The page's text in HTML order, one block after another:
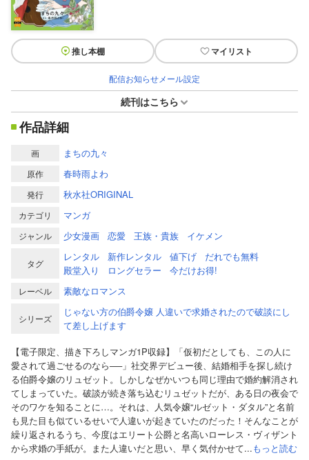
推し本棚 マイリスト
配信お知らせメール設定
続刊はこちら
作品詳細
画 まちの九々
原作 春時雨よわ
発行 秋水社ORIGINAL
カテゴリ マンガ
ジャンル 少女漫画 恋愛 王族・貴族 イケメン
タグ
レンタル 新作レンタル 値下げ
だれでも無料
殿堂入り
ロングセラー 今だけお得!
レーベル 素敵なロマンス
シリーズ
じゃない方の伯爵令嬢 人違いで求婚されたので破談にし
て差し上げます
【電子限定、描き下ろしマンガ1P収録】「仮初だとしても、この人に
愛されて過ごせるのなら──」社交界デビュー後、結婚相手を探し続け
る伯爵令嬢のリュゼット。しかしなぜかいつも同じ理由で婚約解消され
てしまっていた。破談が続き落ち込むリュゼットだが、ある日の夜会で
そのワケを知ることに…。それは、人気令嬢“ルゼット・ダタル”と名前
も見た目も似ているせいで人違いが起きていたのだった！そんなことが
繰り返されるうち、今度はエリート公爵と名高いローレス・ヴィザント
から求婚の手紙が。また人違いだと思い、早く気付かせて...もっと読む